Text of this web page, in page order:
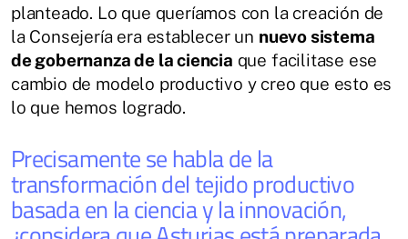
planteado. Lo que queríamos con la creación de
la Consejería era establecer un nuevo sistema
de gobernanza de la ciencia que facilitase ese
cambio de modelo productivo y creo que esto es
lo que hemos logrado.
Precisamente se habla de la
transformación del tejido productivo
basada en la ciencia y la innovación,